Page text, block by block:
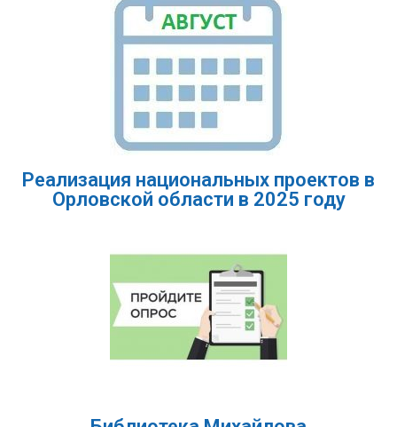
Реализация национальных проектов в
Орловской области в 2025 году